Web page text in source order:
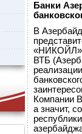
Банки
В
ВТБ
Компании
а значит,